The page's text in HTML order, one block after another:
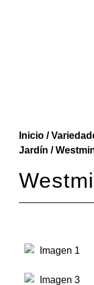
Inicio /
Jardín /